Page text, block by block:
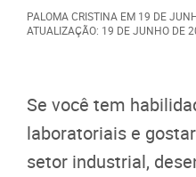
PALOMA CRISTINA EM 19 DE
ATUALIZAÇÃO: 19 DE JUNHO DE
Se você tem
laboratoriais e
setor industrial,